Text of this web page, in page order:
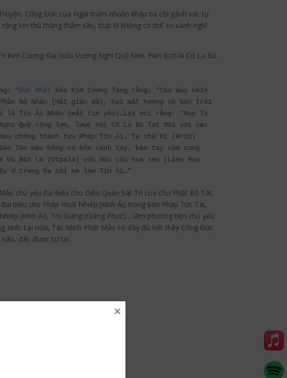
Công Đức của Ngài thấm nhuần khắp ba cõi gánh vác tự
lớn thù thắng thâm sâu, thật là không có thể so sánh nghĩ
Cương Đại Giáo Vương Nghi Quỹ Kinh. Hán dịch là Cô La Bồ
“Đức Phật bảo Kim Cương Tạng rằng: “Cau mày nhin
Nộ Nhãn (Mắt giận dữ), hai mắt hướng về bên trái
là Tín Ái Nhãn (mắt tin yêu)…Lại nói rằng: “Nay Ta
Quỹ rộng lớn, lược nói Cô La Bồ Tát đối với các
chóng thành tựu Pháp Tín Ái. Từ chữ Ri (Hrīḥ)
Tôn màu hồng có bốn cánh tay, bàn tay cầm cung
Ưu Bát La (Utpala) với móc câu hoa sen (Liên Hoa
ở trong ba cõi mà làm Tín Ái…”
chủ yếu đại biểu cho Diệu Quán Sát Trí của chư Phật Bồ Tát,
biểu cho Pháp Hoài Nhiếp (Kính Ái) trong bốn Pháp Tức Tai,
(Kính Ái), Tru Giáng (Giáng Phục)… làm phương tiện chủ yếu
sinh. Lại nữa, Tác Minh Phật Mẫu có đầy đủ hết thảy Công Đức
não, đắc được tự tại.